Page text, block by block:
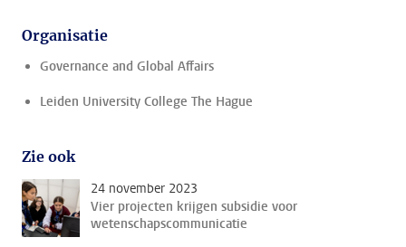
Organisatie
Governance and Global Affairs
Leiden University College The Hague
Zie ook
24 november 2023
Vier projecten krijgen subsidie voor
wetenschapscommunicatie